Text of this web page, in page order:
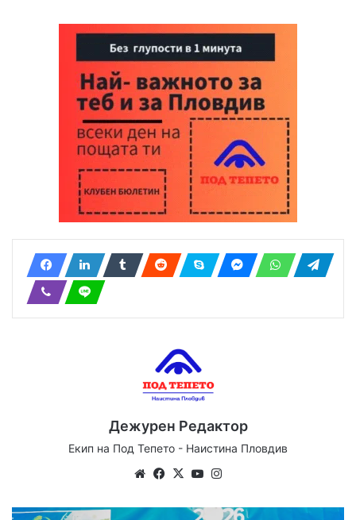
Дежурен Редактор
Екип на Под Тепето - Наистина Пловдив
We
te
Fa
bo
X
Yo
ub ra